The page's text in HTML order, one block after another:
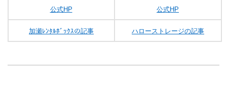
公式HP 公式HP
加瀬ﾚﾝﾀﾙﾎﾞｯｸｽの記事 ハローストレージの記事